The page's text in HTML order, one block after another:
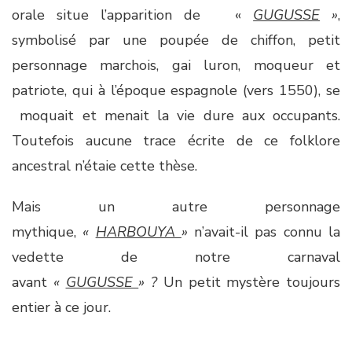
orale situe l’apparition de « GUGUSSE »,
symbolisé par une poupée de chiffon, petit
personnage marchois, gai luron, moqueur et
patriote, qui à l’époque espagnole (vers 1550), se
moquait et menait la vie dure aux occupants.
Toutefois aucune trace écrite de ce folklore
ancestral n’étaie cette thèse.
Mais un autre personnage
mythique, « HARBOUYA » n’avait-il pas connu la
vedette de notre carnaval
avant « GUGUSSE» ? Un petit mystère toujours
entier à ce jour.